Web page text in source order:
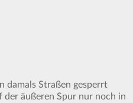
damals Straßen gesperrt
äußeren Spur nur noch in